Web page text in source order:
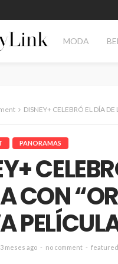
MODA
DISNEY+ CELEBRÓ EL DÍA DE LA TIERRA
PANORAMAS
CON
3 meses ago no comment featured
TECNOLOGÍA